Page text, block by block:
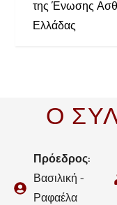
της Ένωσης
Ελλάδας
Ο
Πρόεδρος:
Βασιλική -
Ραφαέλα